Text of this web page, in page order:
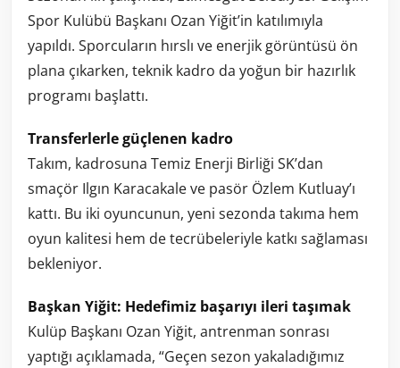
Spor Kulübü Başkanı Ozan Yiğit’in katılımıyla
yapıldı. Sporcuların hırslı ve enerjik görüntüsü ön
plana çıkarken, teknik kadro da yoğun bir hazırlık
programı başlattı.
Transferlerle güçlenen kadro
Takım, kadrosuna Temiz Enerji Birliği SK’dan
smaçör Ilgın Karacakale ve pasör Özlem Kutluay’ı
kattı. Bu iki oyuncunun, yeni sezonda takıma hem
oyun kalitesi hem de tecrübeleriyle katkı sağlaması
bekleniyor.
Başkan Yiğit: Hedefimiz başarıyı ileri taşımak
Kulüp Başkanı Ozan Yiğit, antrenman sonrası
yaptığı açıklamada, “Geçen sezon yakaladığımız